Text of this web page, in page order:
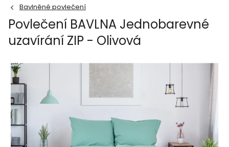
Bavlněné povlečení
Povlečení BAVLNA Jednobarevné
uzavírání ZIP - Olivová